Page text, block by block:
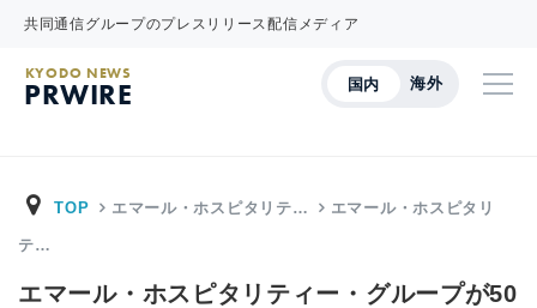
共同通信グループのプレスリリース配信メディア
国内 海外
KYODO NEWS
PRWIRE
TOP エマール・ホスピタリテ… エマール・ホスピタリ
テ…
エマール・ホスピタリティー・グループが50